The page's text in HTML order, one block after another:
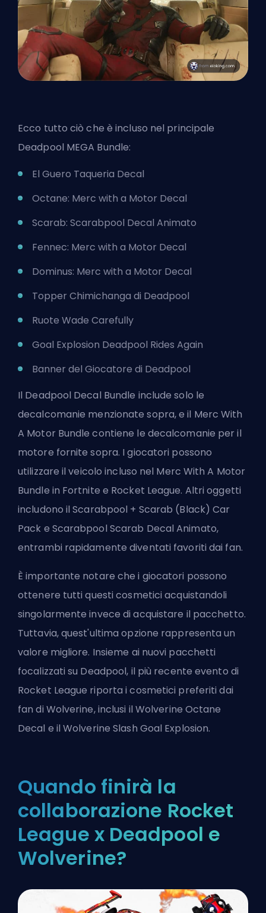
Ecco tutto ciò che è incluso nel principale
Deadpool MEGA Bundle:
El Guero Taqueria Decal
Octane: Merc with a Motor Decal
Scarab: Scarabpool Decal Animato
Fennec: Merc with a Motor Decal
Dominus: Merc with a Motor Decal
Topper Chimichanga di Deadpool
Ruote Wade Carefully
Goal Explosion Deadpool Rides Again
Banner del Giocatore di Deadpool
Il Deadpool Decal Bundle include solo le
decalcomanie menzionate sopra, e il Merc With
A Motor Bundle contiene le decalcomanie per il
motore fornite sopra. I giocatori possono
utilizzare il veicolo incluso nel Merc With A Motor
Bundle in Fortnite e Rocket League. Altri oggetti
includono il Scarabpool + Scarab (Black) Car
Pack e Scarabpool Scarab Decal Animato,
entrambi rapidamente diventati favoriti dai fan.
È importante notare che i giocatori possono
ottenere tutti questi cosmetici acquistandoli
singolarmente invece di acquistare il pacchetto.
Tuttavia, quest'ultima opzione rappresenta un
valore migliore. Insieme ai nuovi pacchetti
focalizzati su Deadpool, il più recente evento di
Rocket League riporta i cosmetici preferiti dai
fan di Wolverine, inclusi il Wolverine Octane
Decal e il Wolverine Slash Goal Explosion.
Quando finirà la
collaborazione Rocket
League x Deadpool e
Wolverine?